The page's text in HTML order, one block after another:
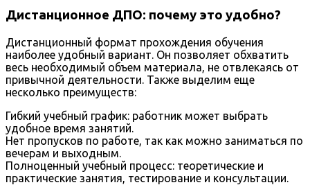
Дистанционное ДПО: почему это удобно?
Дистанционный формат прохождения обучения
наиболее удобный вариант. Он позволяет обхватить
весь необходимый объем материала, не отвлекаясь от
привычной деятельности. Также выделим еще
несколько преимуществ:
Гибкий учебный график: работник может выбрать
удобное время занятий.
Нет пропусков по работе, так как можно заниматься по
вечерам и выходным.
Полноценный учебный процесс: теоретические и
практические занятия, тестирование и консультации.